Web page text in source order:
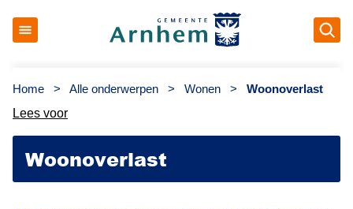
Home > Alle onderwerpen > Wonen >
Woonoverlast
Lees voor
Woonoverlast